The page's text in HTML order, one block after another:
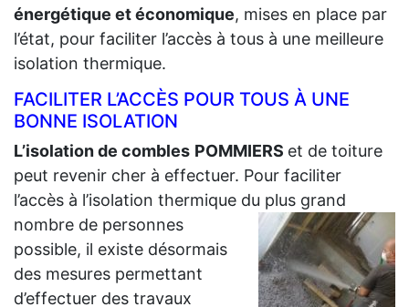
énergétique et économique, mises en place par
l’état, pour faciliter l’accès à tous à une meilleure
isolation thermique.
FACILITER L’ACCÈS POUR TOUS À UNE
BONNE ISOLATION
L’isolation de combles POMMIERS et de toiture
peut revenir cher à effectuer. Pour faciliter
l’accès à l’isolation thermique du plus grand
nombre de personnes
possible, il existe désormais
des mesures permettant
d’effectuer des travaux